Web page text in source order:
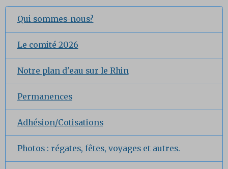
Qui sommes-nous?
Le comité 2026
Notre plan d'eau sur le Rhin
Permanences
Adhésion/Cotisations
Photos : régates, fêtes, voyages et autres.